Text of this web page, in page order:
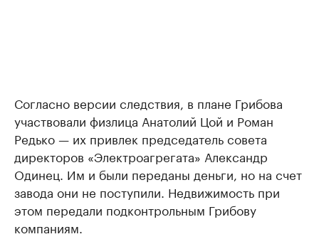
Согласно версии следствия, в плане Грибова
участвовали физлица Анатолий Цой и Роман
Редько — их привлек председатель совета
директоров «Электроагрегата» Александр
Одинец. Им и были переданы деньги, но на счет
завода они не поступили. Недвижимость при
этом передали подконтрольным Грибову
компаниям.